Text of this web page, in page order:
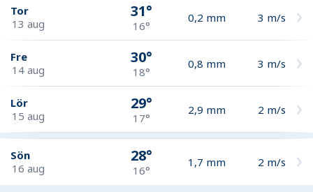
Tor
13 aug
31°
16°
0,2 mm 3 m/s
Fre
14 aug
30°
18°
0,8 mm 3 m/s
Lör
15 aug
29°
17°
2,9 mm 2 m/s
Sön
16 aug
28°
16°
1,7 mm 2 m/s